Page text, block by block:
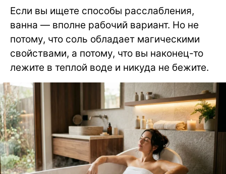
Если вы ищете способы расслабления,
ванна — вполне рабочий вариант. Но не
потому, что соль обладает магическими
свойствами, а потому, что вы наконец-то
лежите в теплой воде и никуда не бежите.